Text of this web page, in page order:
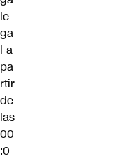
le
ga
l a
pa
rtir
de
las
00
:0